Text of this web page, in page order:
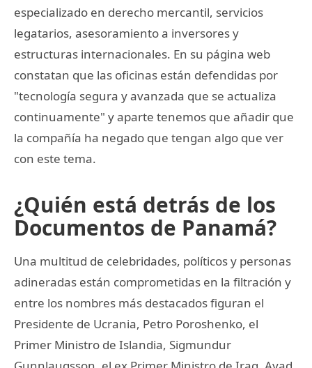
especializado en derecho mercantil, servicios
legatarios, asesoramiento a inversores y
estructuras internacionales. En su página web
constatan que las oficinas están defendidas por
"tecnología segura y avanzada que se actualiza
continuamente" y aparte tenemos que añadir que
la compañía ha negado que tengan algo que ver
con este tema.
¿Quién está detrás de los
Documentos de Panamá?
Una multitud de celebridades, políticos y personas
adineradas están comprometidas en la filtración y
entre los nombres más destacados figuran el
Presidente de Ucrania, Petro Poroshenko, el
Primer Ministro de Islandia, Sigmundur